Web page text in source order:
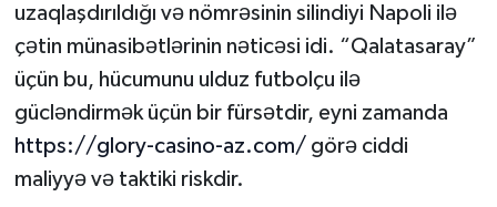
uzaqlaşdırıldığı və nömrəsinin silindiyi Napoli ilə
çətin münasibətlərinin nəticəsi idi. “Qalatasaray”
üçün bu, hücumunu ulduz futbolçu ilə
gücləndirmək üçün bir fürsətdir, eyni zamanda
https://glory-casino-az.com/ görə ciddi
maliyyə və taktiki riskdir.